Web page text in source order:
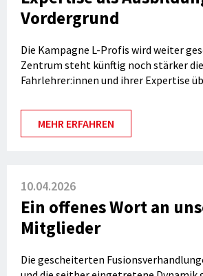
Vordergrund
Die Kampagne L-Profis wird weiter
Zentrum steht künftig noch stärker
Fahrlehrer:innen und ihrer Expertise
MEHR ERFAHREN
10.04.2026
Ein offenes Wort an
Mitglieder
Die gescheiterten